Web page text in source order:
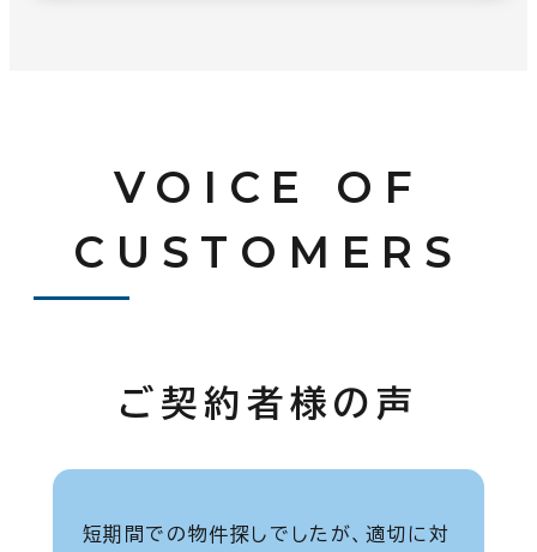
VOICE OF
CUSTOMERS
ご契約者様の声
短期間での物件探しでしたが、適切に対